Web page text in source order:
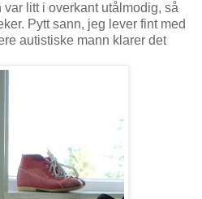
litt i overkant utålmodig, så
Pytt sann, jeg lever fint med
autistiske mann klarer det